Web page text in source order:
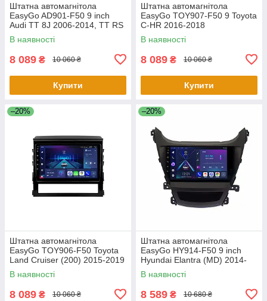
Штатна автомагнітола
EasyGo AD901-F50 9 inch
Audi TT 8J 2006-2014, TT RS
8J 2009-2014, TTS 8J 2008-
2013
В наявності
8 089 ₴ 10 060 ₴
Купити
Штатна автомагнітола
EasyGo TOY907-F50 9 Toyota
C-HR 2016-2018
В наявності
8 089 ₴ 10 060 ₴
Купити
–20%
Штатна автомагнітола
EasyGo TOY906-F50 Toyota
Land Cruiser (200) 2015-2019
В наявності
8 089 ₴ 10 060 ₴
–20%
Штатна автомагнітола
EasyGo HY914-F50 9 inch
Hyundai Elantra (MD) 2014-
2016, Avante (MD) 2013-2015
В наявності
8 589 ₴ 10 680 ₴